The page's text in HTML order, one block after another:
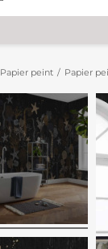
Papier peint Papier